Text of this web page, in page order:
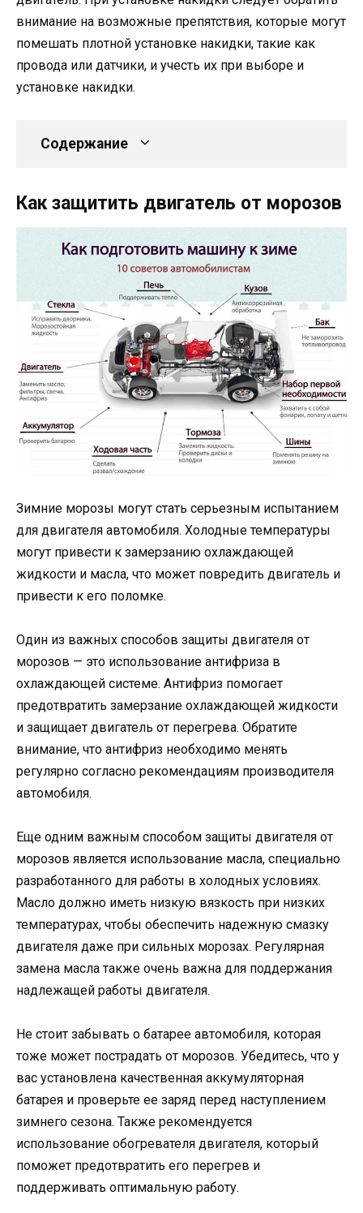
внимание на возможные препятствия, которые могут
помешать плотной установке накидки, такие как
провода или датчики, и учесть их при выборе и
установке накидки.
Содержание
Как защитить двигатель от морозов
Зимние морозы могут стать серьезным испытанием
для двигателя автомобиля. Холодные температуры
могут привести к замерзанию охлаждающей
жидкости и масла, что может повредить двигатель и
привести к его поломке.
Один из важных способов защиты двигателя от
морозов — это использование антифриза в
охлаждающей системе. Антифриз помогает
предотвратить замерзание охлаждающей жидкости
и защищает двигатель от перегрева. Обратите
внимание, что антифриз необходимо менять
регулярно согласно рекомендациям производителя
автомобиля.
Еще одним важным способом защиты двигателя от
морозов является использование масла, специально
разработанного для работы в холодных условиях.
Масло должно иметь низкую вязкость при низких
температурах, чтобы обеспечить надежную смазку
двигателя даже при сильных морозах. Регулярная
замена масла также очень важна для поддержания
надлежащей работы двигателя.
Не стоит забывать о батарее автомобиля, которая
тоже может пострадать от морозов. Убедитесь, что у
вас установлена качественная аккумуляторная
батарея и проверьте ее заряд перед наступлением
зимнего сезона. Также рекомендуется
использование обогревателя двигателя, который
поможет предотвратить его перегрев и
поддерживать оптимальную работу.